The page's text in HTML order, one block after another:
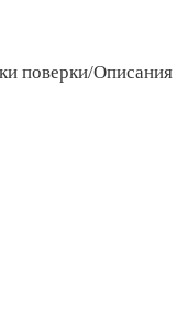
поверки/Описания